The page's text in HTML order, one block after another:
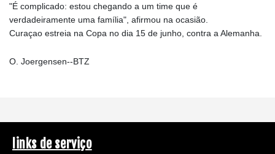
"É complicado: estou chegando a um time que é
verdadeiramente uma família", afirmou na ocasião.
Curaçao estreia na Copa no dia 15 de junho, contra a Alemanha.
O. Joergensen--BTZ
links de serviço